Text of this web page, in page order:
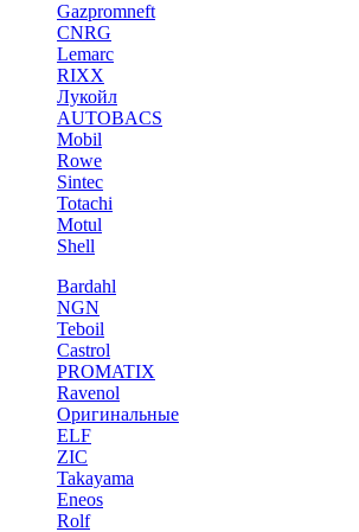
Gazpromneft
CNRG
Lemarc
RIXX
Лукойл
AUTOBACS
Mobil
Rowe
Sintec
Totachi
Motul
Shell
Bardahl
NGN
Teboil
Castrol
PROMATIX
Ravenol
Оригинальные
ELF
ZIC
Takayama
Eneos
Rolf